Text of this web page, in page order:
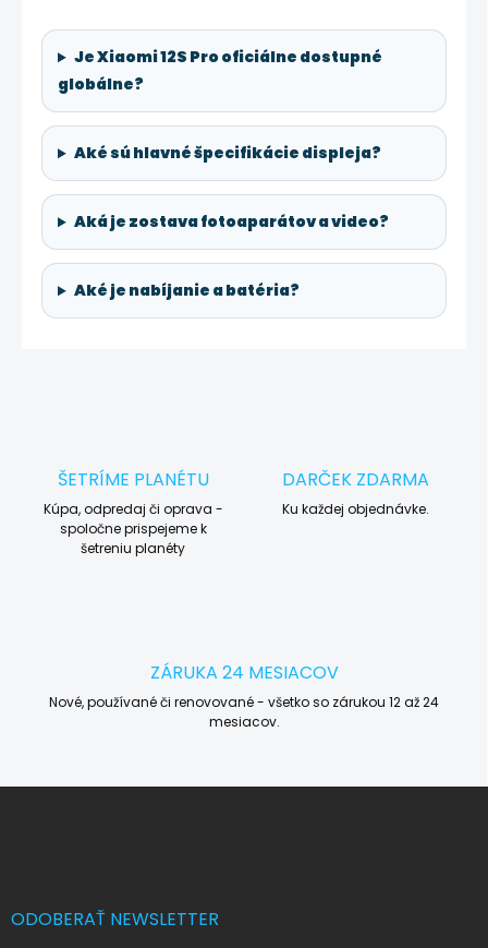
Je Xiaomi 12S Pro oficiálne dostupné
globálne?
Aké sú hlavné špecifikácie displeja?
Aká je zostava fotoaparátov a video?
Aké je nabíjanie a batéria?
ŠETRÍME PLANÉTU
Kúpa, odpredaj či oprava -
spoločne prispejeme k
šetreniu planéty
DARČEK ZDARMA
Ku každej objednávke.
ZÁRUKA 24 MESIACOV
Nové, používané či renovované - všetko so zárukou 12 až 24
mesiacov.
ODOBERAŤ NEWSLETTER